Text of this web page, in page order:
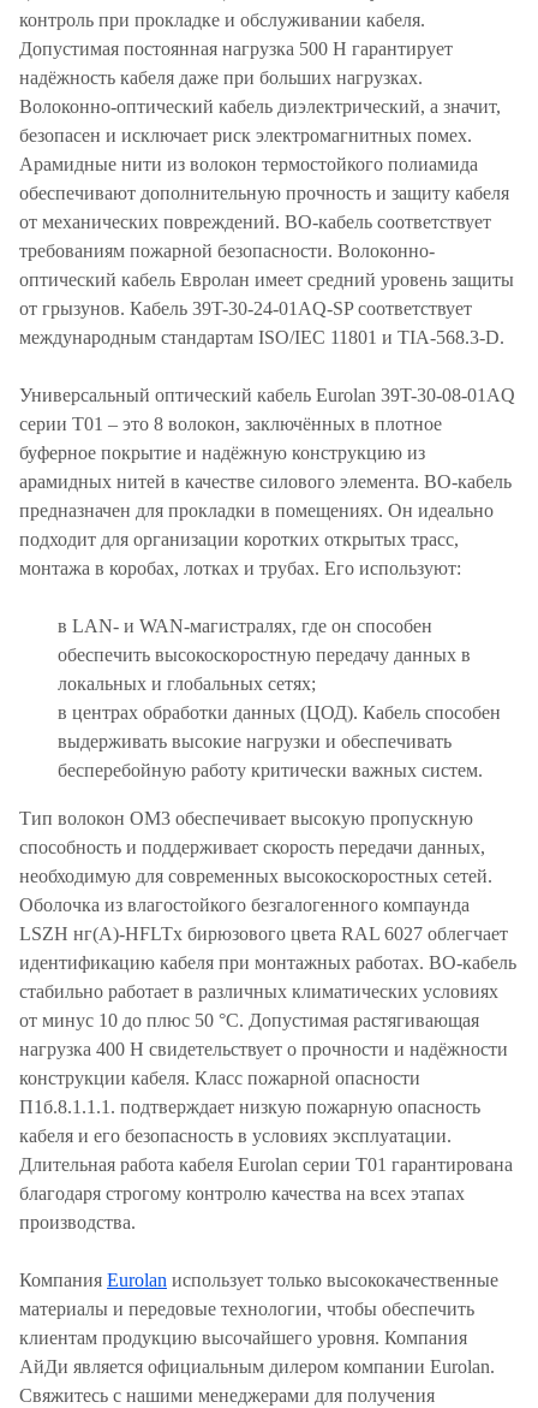
контроль при прокладке и обслуживании кабеля.
Допустимая постоянная нагрузка 500 Н гарантирует
надёжность кабеля даже при больших нагрузках.
Волоконно-оптический кабель диэлектрический, а значит,
безопасен и исключает риск электромагнитных помех.
Арамидные нити из волокон термостойкого полиамида
обеспечивают дополнительную прочность и защиту кабеля
от механических повреждений. ВО-кабель соответствует
требованиям пожарной безопасности. Волоконно-
оптический кабель Евролан имеет средний уровень защиты
от грызунов. Кабель 39T-30-24-01AQ-SP соответствует
международным стандартам ISO/IEC 11801 и TIA-568.3-D.
Универсальный оптический кабель Eurolan 39T-30-08-01AQ
серии T01 – это 8 волокон, заключённых в плотное
буферное покрытие и надёжную конструкцию из
арамидных нитей в качестве силового элемента. ВО-кабель
предназначен для прокладки в помещениях. Он идеально
подходит для организации коротких открытых трасс,
монтажа в коробах, лотках и трубах. Его используют:
в LAN- и WAN-магистралях, где он способен
обеспечить высокоскоростную передачу данных в
локальных и глобальных сетях;
в центрах обработки данных (ЦОД). Кабель способен
выдерживать высокие нагрузки и обеспечивать
бесперебойную работу критически важных систем.
Тип волокон OM3 обеспечивает высокую пропускную
способность и поддерживает скорость передачи данных,
необходимую для современных высокоскоростных сетей.
Оболочка из влагостойкого безгалогенного компаунда
LSZH нг(A)-HFLTx бирюзового цвета RAL 6027 облегчает
идентификацию кабеля при монтажных работах. ВО-кабель
стабильно работает в различных климатических условиях
от минус 10 до плюс 50 °C. Допустимая растягивающая
нагрузка 400 H свидетельствует о прочности и надёжности
конструкции кабеля. Класс пожарной опасности
П1б.8.1.1.1. подтверждает низкую пожарную опасность
кабеля и его безопасность в условиях эксплуатации.
Длительная работа кабеля Eurolan серии T01 гарантирована
благодаря строгому контролю качества на всех этапах
производства.
Компания Eurolan использует только высококачественные
материалы и передовые технологии, чтобы обеспечить
клиентам продукцию высочайшего уровня. Компания
АйДи является официальным дилером компании Eurolan.
Свяжитесь с нашими менеджерами для получения